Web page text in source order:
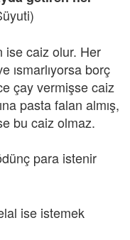
ise caiz olur. Her
ısmarlıyorsa borç
çay vermişse caiz
pasta falan almış,
bu caiz olmaz.
para istenir
ise istemek